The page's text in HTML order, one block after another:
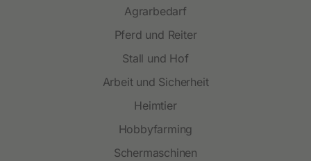
Agrarbedarf
Pferd und Reiter
Stall und Hof
Arbeit und Sicherheit
Heimtier
Hobbyfarming
Schermaschinen